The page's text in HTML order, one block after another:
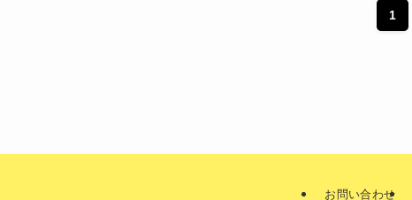
1
お問い合わせ